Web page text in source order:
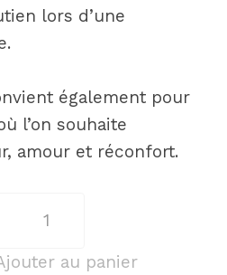
lors d’une
également pour
l’on souhaite
amour et réconfort.
au panier